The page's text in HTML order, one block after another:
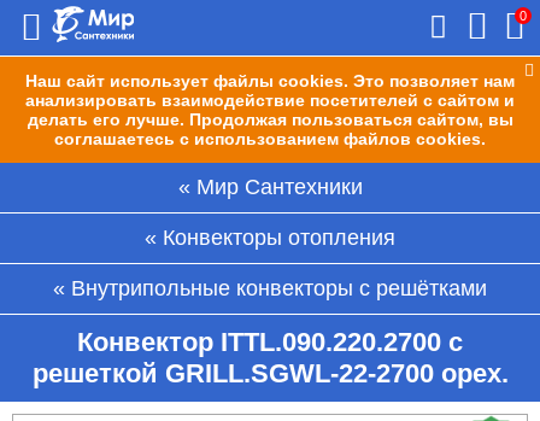
Наш сайт использует файлы cookies. Это позволяет нам
анализировать взаимодействие посетителей с сайтом и
делать его лучше. Продолжая пользоваться сайтом, вы
соглашаетесь с использованием файлов cookies.
0
Мир Сантехники
Конвекторы отопления
Внутрипольные конвекторы с решётками
Конвектор ITTL.090.220.2700 с
решеткой GRILL.SGWL-22-2700 орех.